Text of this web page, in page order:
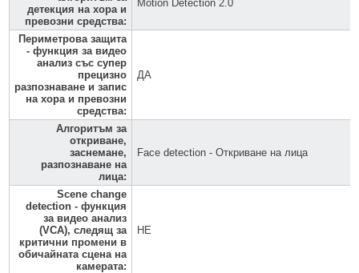
детекция на хора и
превозни средства:
Motion Detection 2.0
Периметрова защита
- функция за видео
анализ със супер
прецизно
разпознаване и запис
на хора и превозни
средства:
ДА
Алгоритъм за
откриване,
заснемане,
разпознаване на
лица:
Face detection - Откриване на лица
Scene change
detection - функция
за видео анализ
(VCA), следящ за
критични промени в
обичайната сцена на
камерата:
НЕ